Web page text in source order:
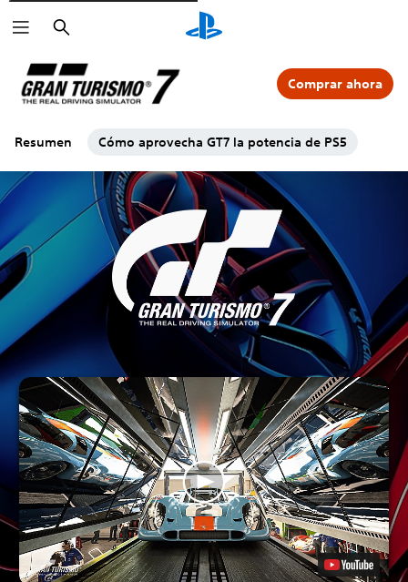
Buscar
Resumen Cómo aprovecha GT7 la potencia de PS5
Comprar ahora